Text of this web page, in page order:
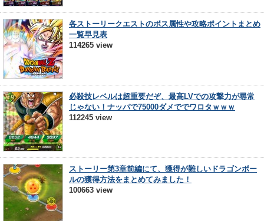
各ストーリークエストのボス属性や攻略ポイントまとめ
一覧早見表
114265 view
必殺技レベルは超重要だぞ、最高LVでの攻撃力が尋常
じゃない！ナッパで75000ダメででワロタｗｗｗ
112245 view
ストーリー第3章前編にて、獲得が難しいドラゴンボー
ルの獲得方法をまとめてみました！
100663 view